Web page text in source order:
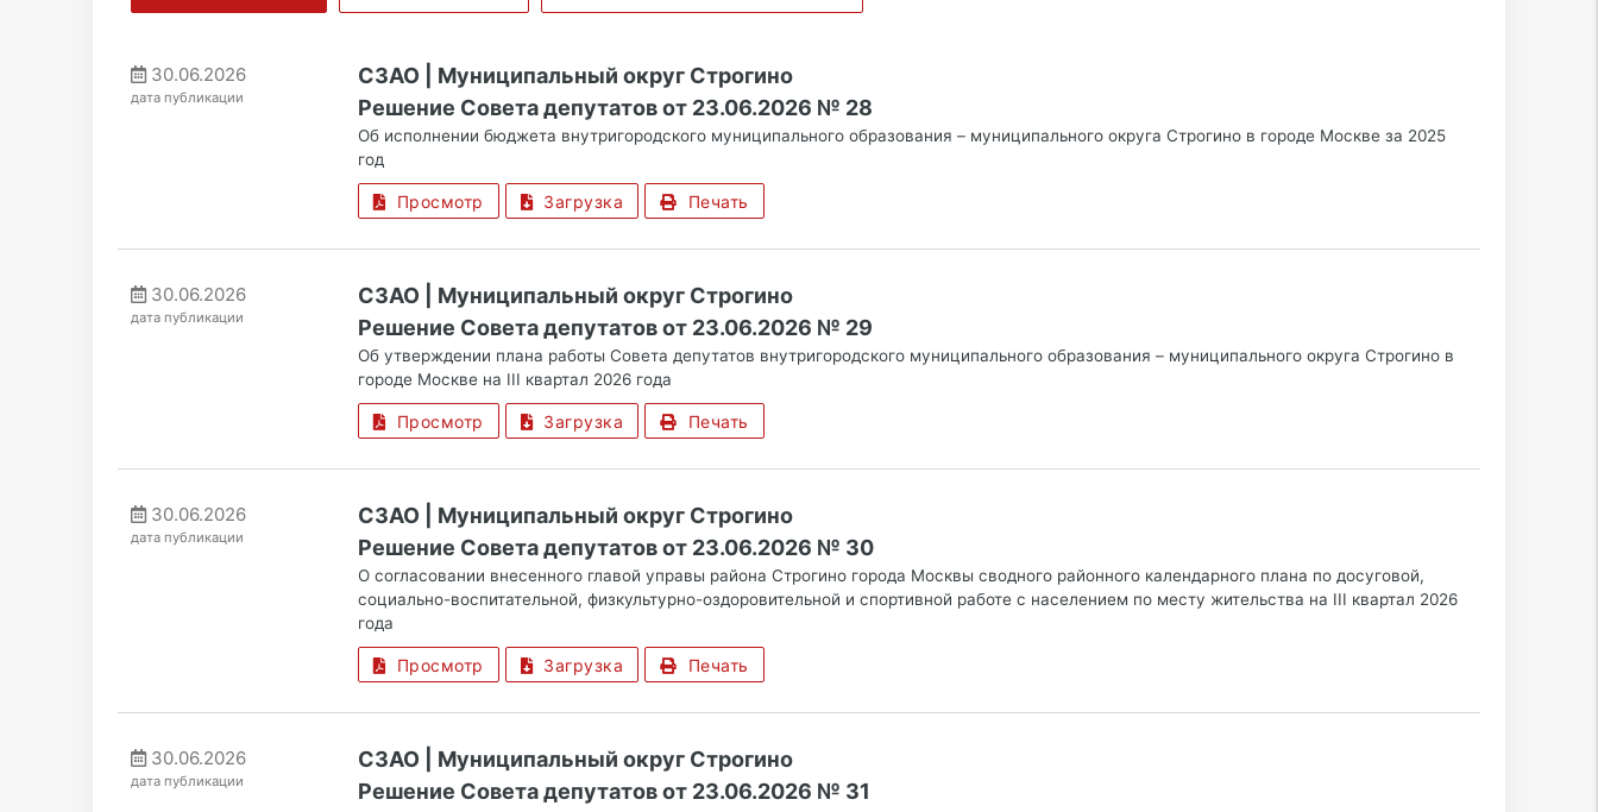
30.06.2026
дата публикации
СЗАО | Муниципальный округ Строгино
Решение Совета депутатов от 23.06.2026 № 28
Об исполнении бюджета внутригородского муниципального образования – муниципального округа Строгино в городе Москве за 2025
год
Просмотр Загрузка Печать
30.06.2026
дата публикации
СЗАО | Муниципальный округ Строгино
Решение Совета депутатов от 23.06.2026 № 29
Об утверждении плана работы Совета депутатов внутригородского муниципального образования – муниципального округа Строгино в
городе Москве на III квартал 2026 года
Просмотр Загрузка Печать
30.06.2026
дата публикации
СЗАО | Муниципальный округ Строгино
Решение Совета депутатов от 23.06.2026 № 30
О согласовании внесенного главой управы района Строгино города Москвы сводного районного календарного плана по досуговой,
социально-воспитательной, физкультурно-оздоровительной и спортивной работе с населением по месту жительства на III квартал 2026
года
Просмотр Загрузка Печать
30.06.2026
дата публикации
СЗАО | Муниципальный округ Строгино
Решение Совета депутатов от 23.06.2026 № 31